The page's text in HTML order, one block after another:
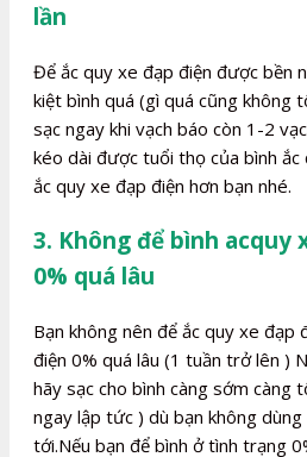
lần
Để ắc quy xe đạp điện được bền
kiệt bình quá (gì quá cũng không
sạc ngay khi vạch báo còn 1-2
kéo dài được tuổi thọ của bình ắc
ắc quy xe đạp điện hơn bạn nhé.
3. Không để bình acquy
0% quá lâu
Bạn không nên để ắc quy xe
điện 0% quá lâu (1 tuần trở lên )
hãy sạc cho bình càng sớm càng
ngay lập tức ) dù bạn không
tới.Nếu bạn để bình ở tình trạng